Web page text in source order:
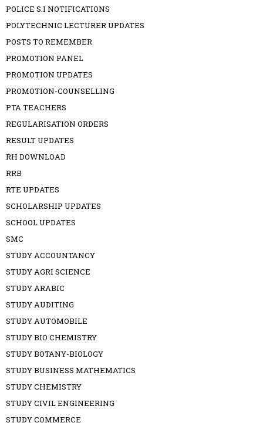
POLICE S.I NOTIFICATIONS
POLYTECHNIC LECTURER UPDATES
POSTS TO REMEMBER
PROMOTION PANEL
PROMOTION UPDATES
PROMOTION-COUNSELLING
PTA TEACHERS
REGULARISATION ORDERS
RESULT UPDATES
RH DOWNLOAD
RRB
RTE UPDATES
SCHOLARSHIP UPDATES
SCHOOL UPDATES
SMC
STUDY ACCOUNTANCY
STUDY AGRI SCIENCE
STUDY ARABIC
STUDY AUDITING
STUDY AUTOMOBILE
STUDY BIO CHEMISTRY
STUDY BOTANY-BIOLOGY
STUDY BUSINESS MATHEMATICS
STUDY CHEMISTRY
STUDY CIVIL ENGINEERING
STUDY COMMERCE